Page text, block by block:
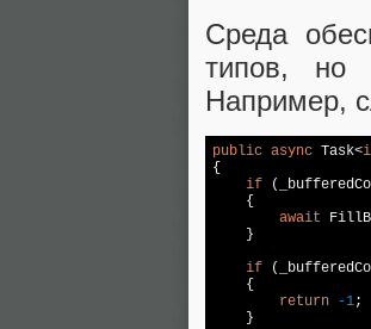
Среда
типов, но
Например,
public async Task<
{
if
    {
await
    }
if
    {
return
-1;
    }